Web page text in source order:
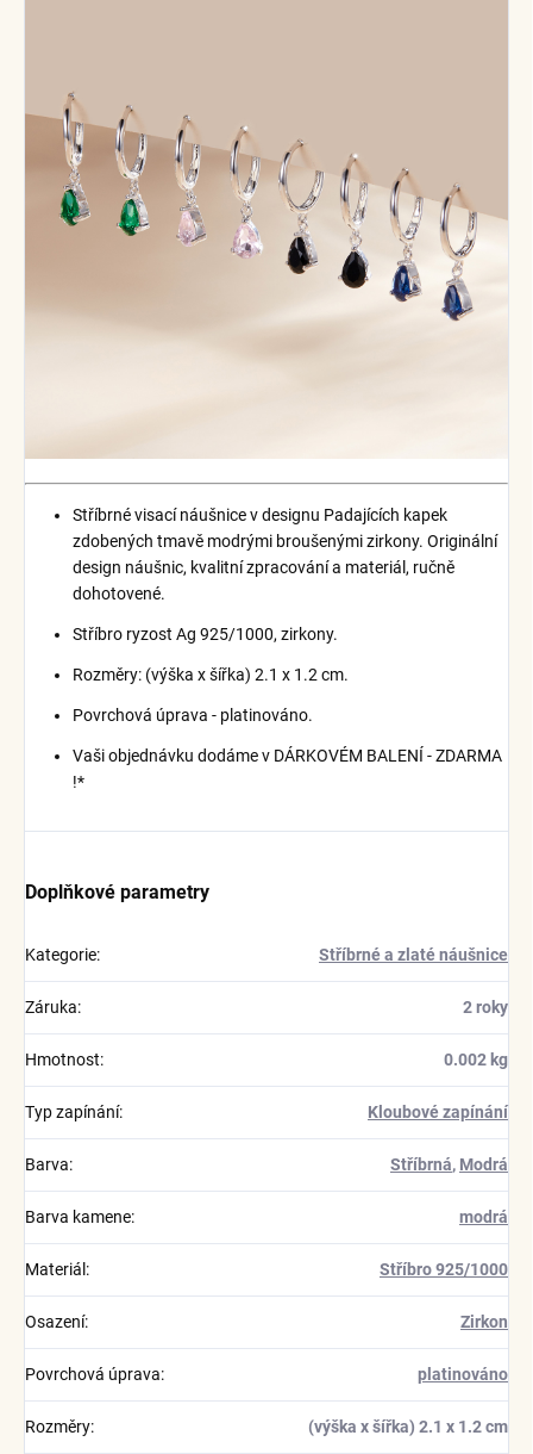
Stříbrné visací náušnice v designu Padajících kapek
zdobených tmavě modrými broušenými zirkony. Originální
design náušnic, kvalitní zpracování a materiál, ručně
dohotovené.
Stříbro ryzost Ag 925/1000, zirkony.
Rozměry: (výška x šířka) 2.1 x 1.2 cm.
Povrchová úprava - platinováno.
Vaši objednávku dodáme v DÁRKOVÉM BALENÍ - ZDARMA
!*
Doplňkové parametry
Kategorie: Stříbrné a zlaté náušnice
Záruka: 2 roky
Hmotnost: 0.002 kg
Typ zapínání: Kloubové zapínání
Barva: Stříbrná, Modrá
Barva kamene: modrá
Materiál : Stříbro 925/1000
Osazení: Zirkon
Povrchová úprava: platinováno
Rozměry: (výška x šířka) 2.1 x 1.2 cm